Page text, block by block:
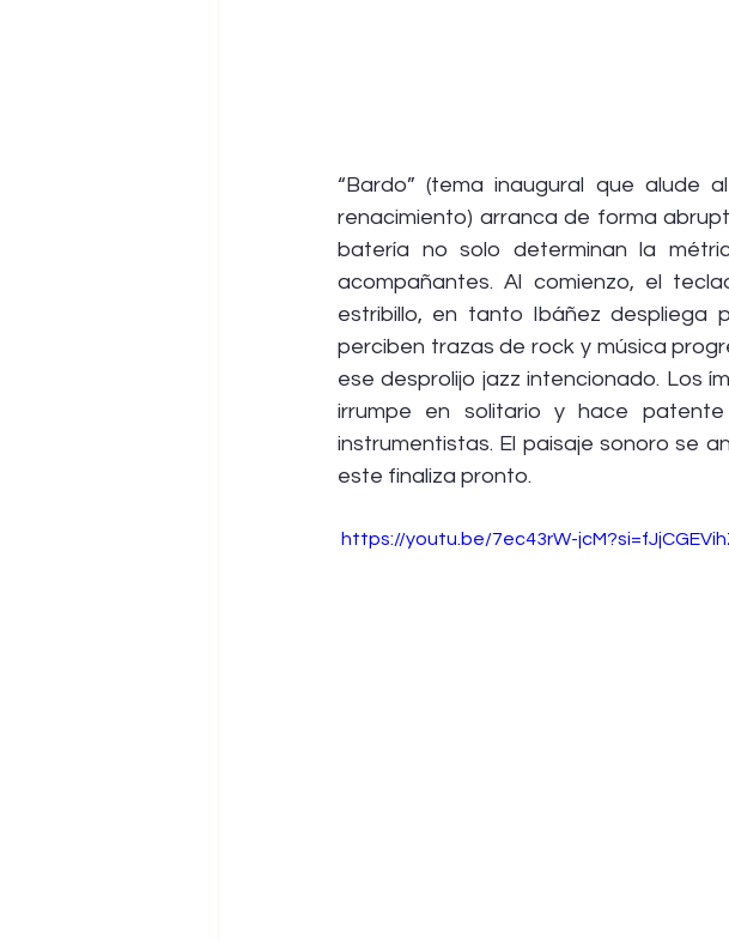
“Bardo” (tema inaugural que alude
renacimiento) arranca de forma
batería no solo determinan la
acompañantes. Al comienzo, el
estribillo, en tanto Ibáñez despliega
perciben trazas de rock y música
ese desprolijo jazz intencionado. Los
irrumpe en solitario y hace
instrumentistas. El paisaje sonoro se
este finaliza pronto.
https://youtu.be/7ec43rW-